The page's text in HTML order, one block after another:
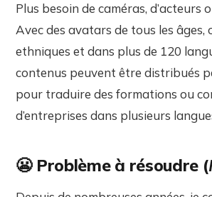
Plus besoin de caméras, d’acteurs
Avec des avatars de tous les âges,
ethniques et dans plus de 120
contenus peuvent être distribués
pour traduire des formations ou
d’entreprises dans plusieurs
😬 Problème à résoudre (